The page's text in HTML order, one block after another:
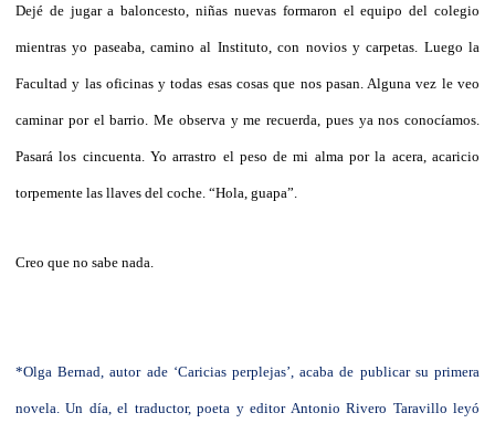
Dejé de jugar a baloncesto, niñas nuevas formaron el equipo del colegio
mientras yo paseaba, camino al Instituto, con novios y carpetas. Luego la
Facultad y las oficinas y todas esas cosas que nos pasan. Alguna vez le veo
caminar por el barrio. Me observa y me recuerda, pues ya nos conocíamos.
Pasará los cincuenta. Yo arrastro el peso de mi alma por la acera, acaricio
torpemente las llaves del coche. “Hola, guapa”.
Creo que no sabe nada.
*Olga Bernad, autor ade ‘Caricias perplejas’, acaba de publicar su primera
novela. Un día, el traductor, poeta y editor Antonio Rivero Taravillo leyó